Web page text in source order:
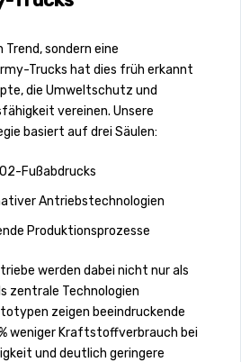
sondern eine
Trucks hat dies früh erkannt
die Umweltschutz und
vereinen. Unsere
basiert auf drei Säulen:
Fußabdrucks
Antriebstechnologien
Produktionsprozesse
werden dabei nicht nur als
zentrale Technologien
zeigen beeindruckende
weniger Kraftstoffverbrauch bei
und deutlich geringere